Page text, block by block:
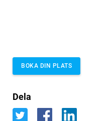
BOKA DIN PLATS
Dela